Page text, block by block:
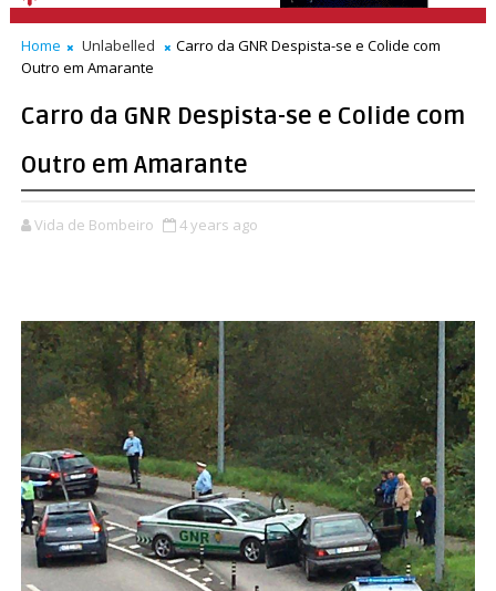
Home Unlabelled
Carro da GNR Despista-se e Colide com
Outro em Amarante
Carro da GNR Despista-se e Colide com
Outro em Amarante
Vida de Bombeiro 4 years ago